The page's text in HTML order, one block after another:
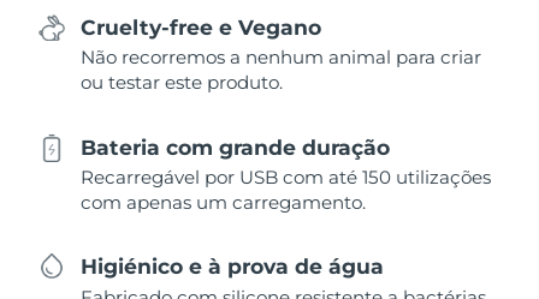
Cruelty-free e Vegano
Não recorremos a nenhum animal para criar
ou testar este produto.
Bateria com grande duração
Recarregável por USB com até 150 utilizações
com apenas um carregamento.
Higiénico e à prova de água